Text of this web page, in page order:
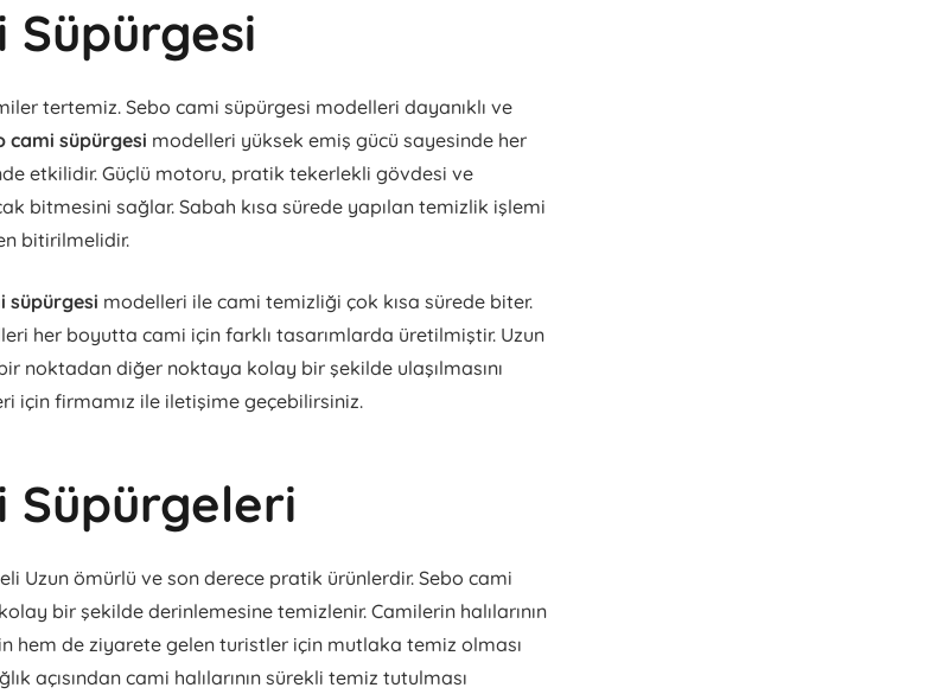
Süpürgesi
tertemiz. Sebo cami süpürgesi modelleri dayanıklı ve
cami süpürgesi modelleri yüksek emiş gücü sayesinde her
etkilidir. Güçlü motoru, pratik tekerlekli gövdesi ve
bitmesini sağlar. Sabah kısa sürede yapılan temizlik işlemi
bitirilmelidir.
süpürgesi modelleri ile cami temizliği çok kısa sürede biter.
her boyutta cami için farklı tasarımlarda üretilmiştir. Uzun
noktadan diğer noktaya kolay bir şekilde ulaşılmasını
için firmamız ile iletişime geçebilirsiniz.
Süpürgeleri
Uzun ömürlü ve son derece pratik ürünlerdir. Sebo cami
bir şekilde derinlemesine temizlenir. Camilerin halılarının
hem de ziyarete gelen turistler için mutlaka temiz olması
açısından cami halılarının sürekli temiz tutulması